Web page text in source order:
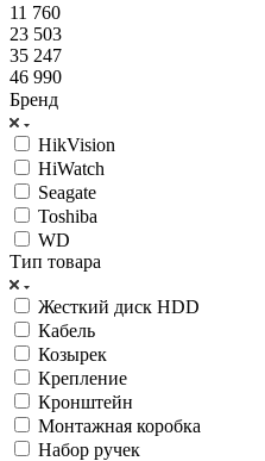
11 760
23 503
35 247
46 990
Бренд
HikVision
HiWatch
Seagate
Toshiba
WD
Тип товара
Жесткий диск HDD
Кабель
Козырек
Крепление
Кронштейн
Монтажная коробка
Набор ручек